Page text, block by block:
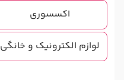
اکسسوری
لوازم الکترونیک و خانگی